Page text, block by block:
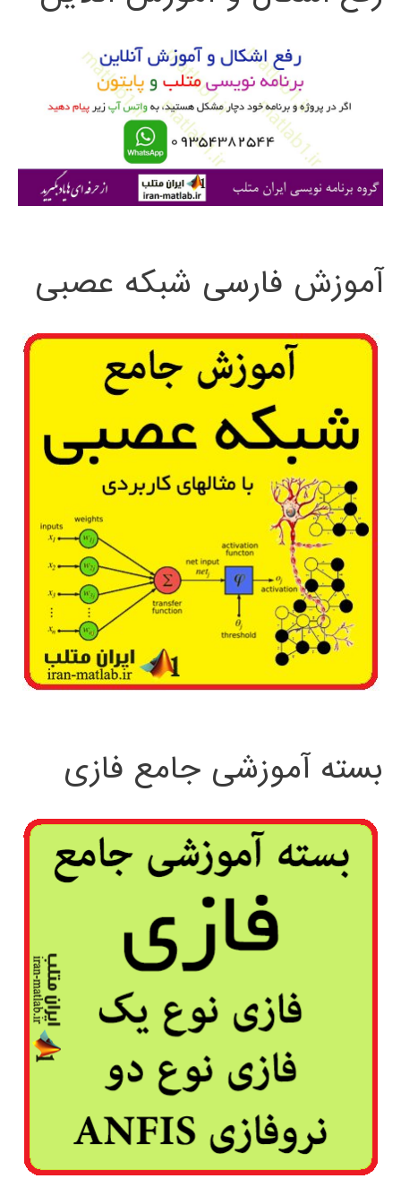
ی
آموزش فارسی شبکه عصبی
بسته آموزشی جامع فازی